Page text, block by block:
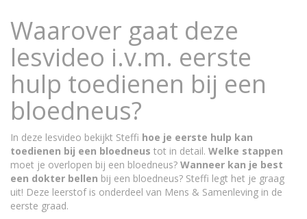
Waarover gaat deze
lesvideo i.v.m. eerste
hulp toedienen bij een
bloedneus?
In deze lesvideo bekijkt Steffi hoe je eerste hulp kan
toedienen bij een bloedneus tot in detail. Welke stappen
moet je overlopen bij een bloedneus? Wanneer kan je best
een dokter bellen bij een bloedneus? Steffi legt het je graag
uit! Deze leerstof is onderdeel van Mens & Samenleving in de
eerste graad.